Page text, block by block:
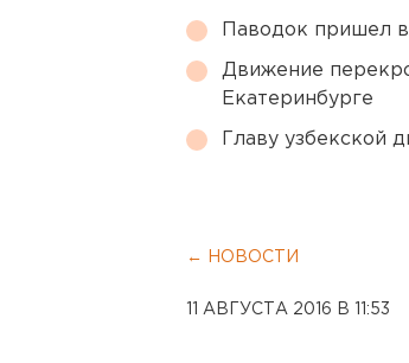
Паводок пришел
Движение
Екатеринбурге
Главу узбекской
← НОВОСТИ
11 АВГУСТА 2016 В 11:53